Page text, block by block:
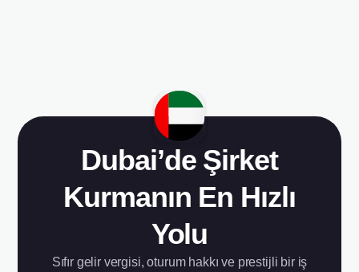
Dubai’de Şirket
Kurmanın En Hızlı
Yolu
Sıfır gelir vergisi, oturum hakkı ve prestijli bir iş